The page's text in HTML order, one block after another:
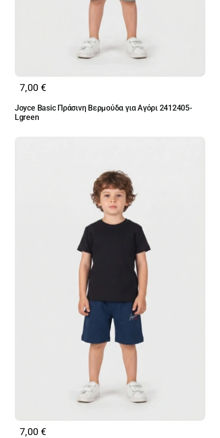
7,00 €
Joyce Basic Πράσινη Βερμούδα για Αγόρι 2412405-
Lgreen
7,00 €